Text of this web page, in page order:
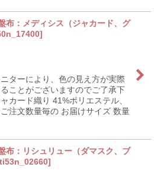
布：メディシス（ジャカード、グ
]
ターにより、色の見え方が実際
ことがございますのでご了承下
カード織り 41%ポリエステル、
注文数量毎の お届けサイズ 数量
布：リシュリュー（ダマスク、ブ
]